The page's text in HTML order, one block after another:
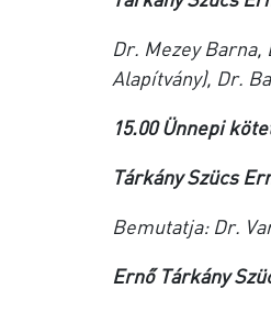
Dr. Mezey
Alapítvány), Dr.
15.00 Ünnepi
Tárkány Szücs
Bemutatja: Dr.
Ernő Tárkány